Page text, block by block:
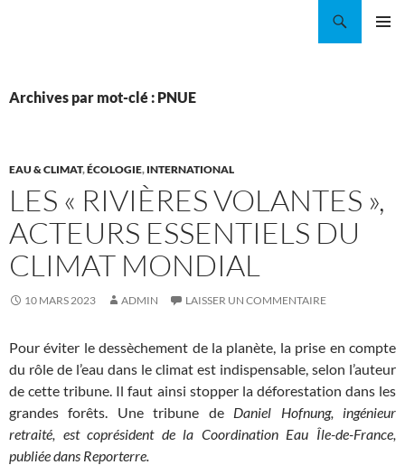
Archives par mot-clé : PNUE
EAU & CLIMAT,ÉCOLOGIE, INTERNATIONAL
LES « RIVIÈRES VOLANTES »,
ACTEURS ESSENTIELS DU
CLIMAT MONDIAL
10 MARS 2023 ADMIN LAISSER UN COMMENTAIRE
Pour éviter le dessèchement de la planète, la prise en compte
du rôle de l’eau dans le climat est indispensable, selon l’auteur
de cette tribune. Il faut ainsi stopper la déforestation dans les
grandes forêts. Une tribune de Daniel Hofnung, ingénieur
retraité, est coprésident de la Coordination Eau Île-de-France,
publiée dans Reporterre.